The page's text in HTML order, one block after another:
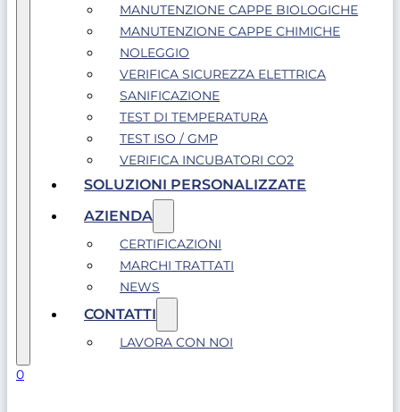
MANUTENZIONE CAPPE BIOLOGICHE
MANUTENZIONE CAPPE CHIMICHE
NOLEGGIO
VERIFICA SICUREZZA ELETTRICA
SANIFICAZIONE
TEST DI TEMPERATURA
TEST ISO / GMP
VERIFICA INCUBATORI CO2
SOLUZIONI PERSONALIZZATE
AZIENDA
CERTIFICAZIONI
MARCHI TRATTATI
NEWS
CONTATTI
LAVORA CON NOI
0